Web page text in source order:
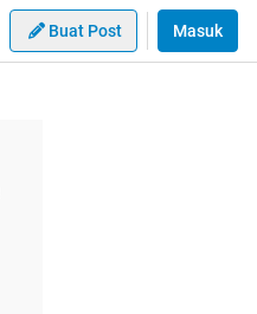
Buat Post Masuk